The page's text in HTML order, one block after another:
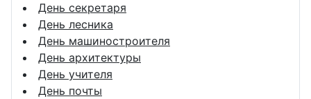
День секретаря
День лесника
День машиностроителя
День архитектуры
День учителя
День почты